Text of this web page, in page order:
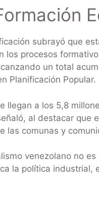
subrayó que
procesos
un total
Planificación Popular.
llegan a los 5,8
al destacar que
las comunas y
venezolano no
la política industrial,